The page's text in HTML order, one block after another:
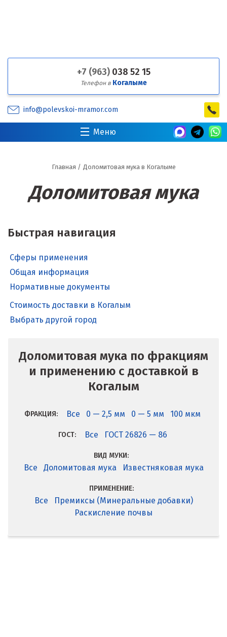
+7 (963) 038 52 15
Телефон в Когалыме
info@polevskoi-mramor.com
Меню
Главная / Доломитовая мука в Когалыме
Доломитовая мука
Быстрая навигация
Сферы применения
Общая информация
Нормативные документы
Стоимость доставки в Когалым
Выбрать другой город
Доломитовая мука по фракциям
и применению с доставкой в
Когалым
ФРАКЦИЯ: Все 0 — 2,5 мм 0 — 5 мм 100 мкм
ГОСТ: Все ГОСТ 26826 — 86
ВИД МУКИ:
Все Доломитовая мука Известняковая мука
ПРИМЕНЕНИЕ:
Все
Премиксы (Минеральные добавки)
Раскисление почвы